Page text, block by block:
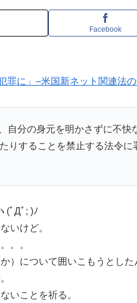
Facebook
罪に」–米国新ネット関連法
自分の身元を明かさずに不快
りすることを禁止する法令に
(ﾟДﾟ; )ﾉ
いけど。
。。
）について囲いこもうとした
いことを祈る。